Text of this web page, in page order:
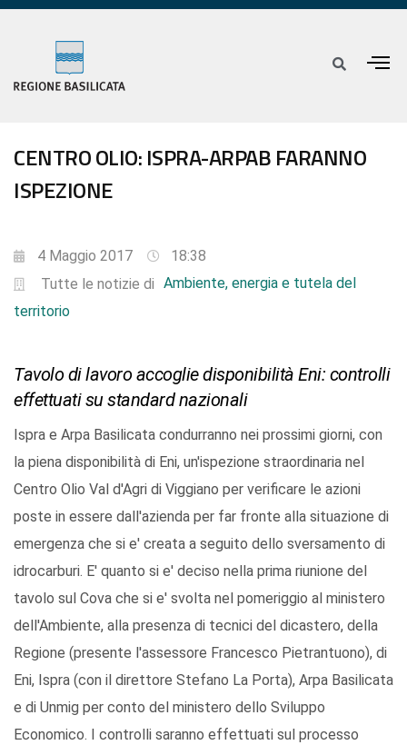
CENTRO OLIO: ISPRA-ARPAB FARANNO
ISPEZIONE
4 Maggio 2017
18:38
Tutte le notizie di Ambiente, energia e tutela del
territorio
Tavolo di lavoro accoglie disponibilità Eni: controlli
effettuati su standard nazionali
Ispra e Arpa Basilicata condurranno nei prossimi giorni, con
la piena disponibilità di Eni, un'ispezione straordinaria nel
Centro Olio Val d'Agri di Viggiano per verificare le azioni
poste in essere dall'azienda per far fronte alla situazione di
emergenza che si e' creata a seguito dello sversamento di
idrocarburi. E' quanto si e' deciso nella prima riunione del
tavolo sul Cova che si e' svolta nel pomeriggio al ministero
dell'Ambiente, alla presenza di tecnici del dicastero, della
Regione (presente l'assessore Francesco Pietrantuono), di
Eni, Ispra (con il direttore Stefano La Porta), Arpa Basilicata
e di Unmig per conto del ministero dello Sviluppo
Economico. I controlli saranno effettuati sul processo